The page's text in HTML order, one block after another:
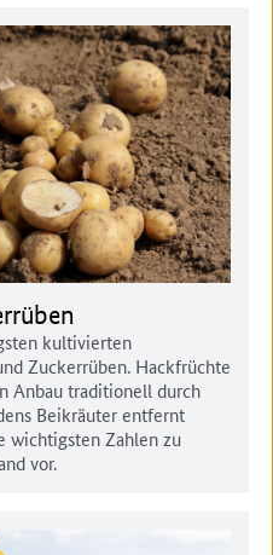
kultivierten
Zuckerrüben. Hackfrüchte
Anbau traditionell durch
Beikräuter entfernt
wichtigsten Zahlen zu
vor.